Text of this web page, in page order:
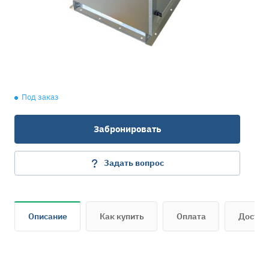
Под заказ
Забронировать
Задать вопрос
Описание Как купить Оплата